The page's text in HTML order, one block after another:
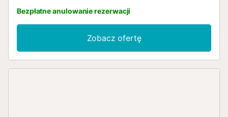
rozmieszczonych na 2 piętrach. Udogodnienia
przestronnego domu wakacyjnego obejmują również Wi-
Fi, klimatyzację, telewizję satelitarną oraz miejsce
parkingowe. Obiekt posiada wannę z hydromasażem i
jacuzzi, niestety nie działają one. Przepiękny widok na
Bezpłatne anulowanie rezerwacji
Zobacz ofertę